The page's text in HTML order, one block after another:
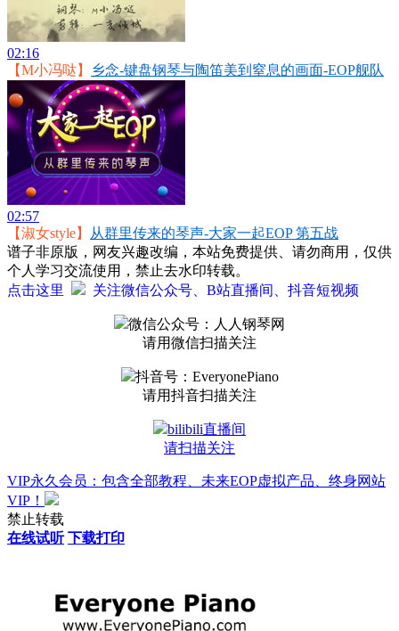
02:16
【M小冯哒】
乡念-键盘钢琴与陶笛美到窒息的画面-EOP舰队
02:57
【淑女style】
从群里传来的琴声-大家一起EOP 第五战
谱子非原版，网友兴趣改编，本站免费提供、请勿商用，仅供
个人学习交流使用，禁止去水印转载。
点击这里
关注微信公众号、B站直播间、抖音短视频
微信公众号：人人钢琴网
请用微信扫描关注
抖音号：EveryonePiano
请用抖音扫描关注
bilibili直播间
请扫描关注
VIP永久会员：包含全部教程、未来EOP虚拟产品、终身网站
VIP！
禁止转载
在线试听 下载打印